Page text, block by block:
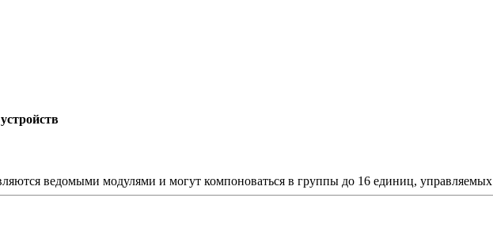
ведомыми модулями и могут компоноваться в группы до 16 единиц, управляемых